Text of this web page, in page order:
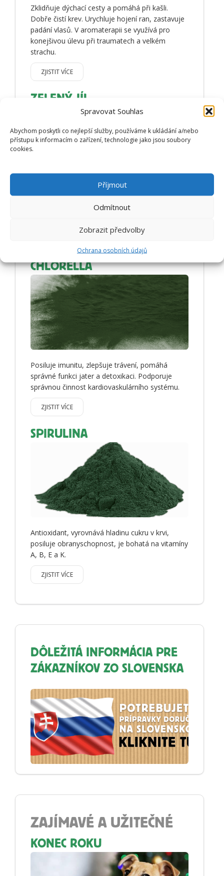
Spravovat Souhlas
Abychom poskytli co nejlepší služby, používáme k ukládání a/nebo
přístupu k informacím o zařízení, technologie jako jsou soubory
cookies.
Příjmout
Odmítnout
Zobrazit předvolby
Ochrana osobních údajů
Zklidňuje dýchací cesty a pomáhá při kašli.
Dobře čistí krev. Urychluje hojení ran, zastavuje
padání vlasů. V aromaterapii se využívá pro
konejšivou úlevu při traumatech a velkém
strachu.
ZJISTIT VÍCE
ZELENÝ JÍL
Detoxikuje, čistí a zklidňuje pleť, má
antibakteriální vlastnosti. Urychluje hojení,
CHLORELLA
Posiluje imunitu, zlepšuje trávení, pomáhá
správné funkci jater a detoxikaci. Podporuje
správnou činnost kardiovaskulárního systému.
ZJISTIT VÍCE
SPIRULINA
Antioxidant, vyrovnává hladinu cukru v krvi,
posiluje obranyschopnost, je bohatá na vitamíny
A, B, E a K.
ZJISTIT VÍCE
DÔLEŽITÁ INFORMÁCIA PRE
ZÁKAZNÍKOV ZO SLOVENSKA
ZAJÍMAVÉ A UŽITEČNÉ
KONEC ROKU